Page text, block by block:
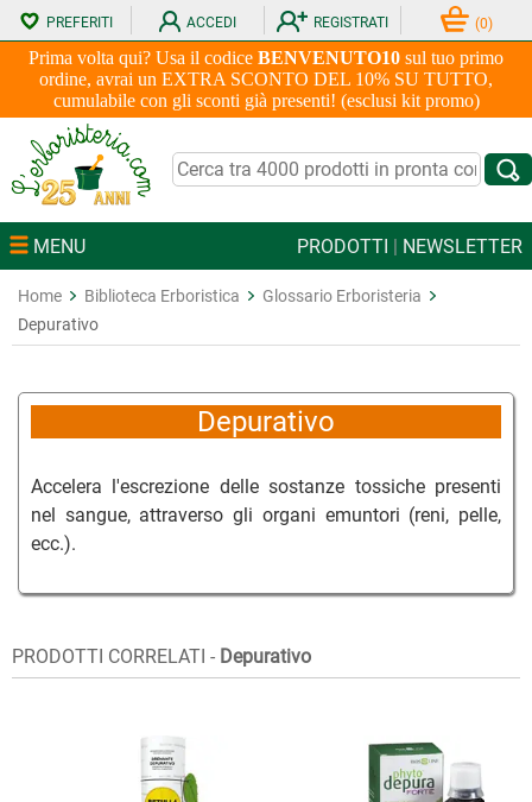
Prima volta qui? Usa il codice BENVENUTO10 sul tuo primo
ordine, avrai un EXTRA SCONTO DEL 10% SU TUTTO,
cumulabile con gli sconti già presenti! (esclusi kit promo)
PREFERITI ACCEDI REGISTRATI (0)
MENU PRODOTTI | NEWSLETTER
Home Biblioteca Erboristica
Glossario Erboristeria
Depurativo
Depurativo
Accelera l'escrezione delle sostanze tossiche presenti
nel sangue, attraverso gli organi emuntori (reni, pelle,
ecc.).
PRODOTTI CORRELATI - Depurativo